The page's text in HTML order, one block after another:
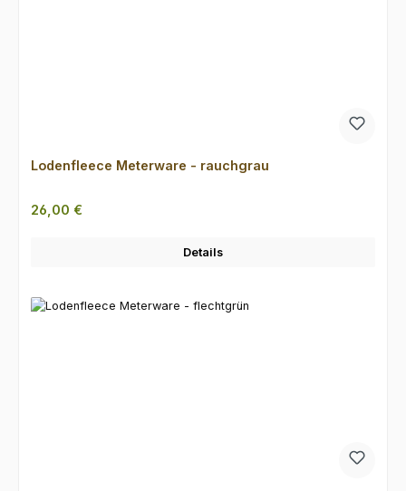
Lodenfleece Meterware - rauchgrau
Regulärer Preis:
26,00 €
Details